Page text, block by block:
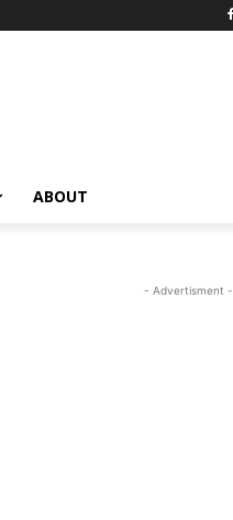
ABOUT
- Advertisment -